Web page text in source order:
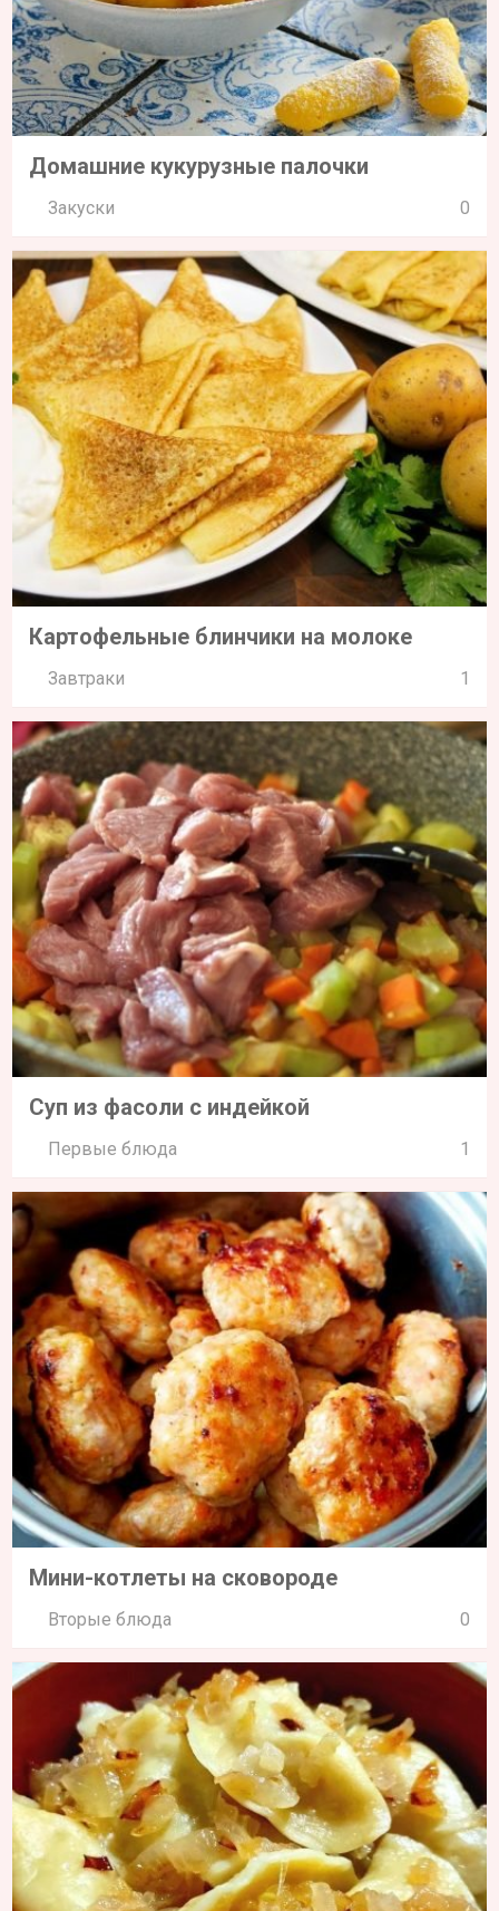
Домашние кукурузные палочки
Закуски 0
Картофельные блинчики на молоке
Завтраки 1
Суп из фасоли с индейкой
Первые блюда 1
Мини-котлеты на сковороде
Вторые блюда 0